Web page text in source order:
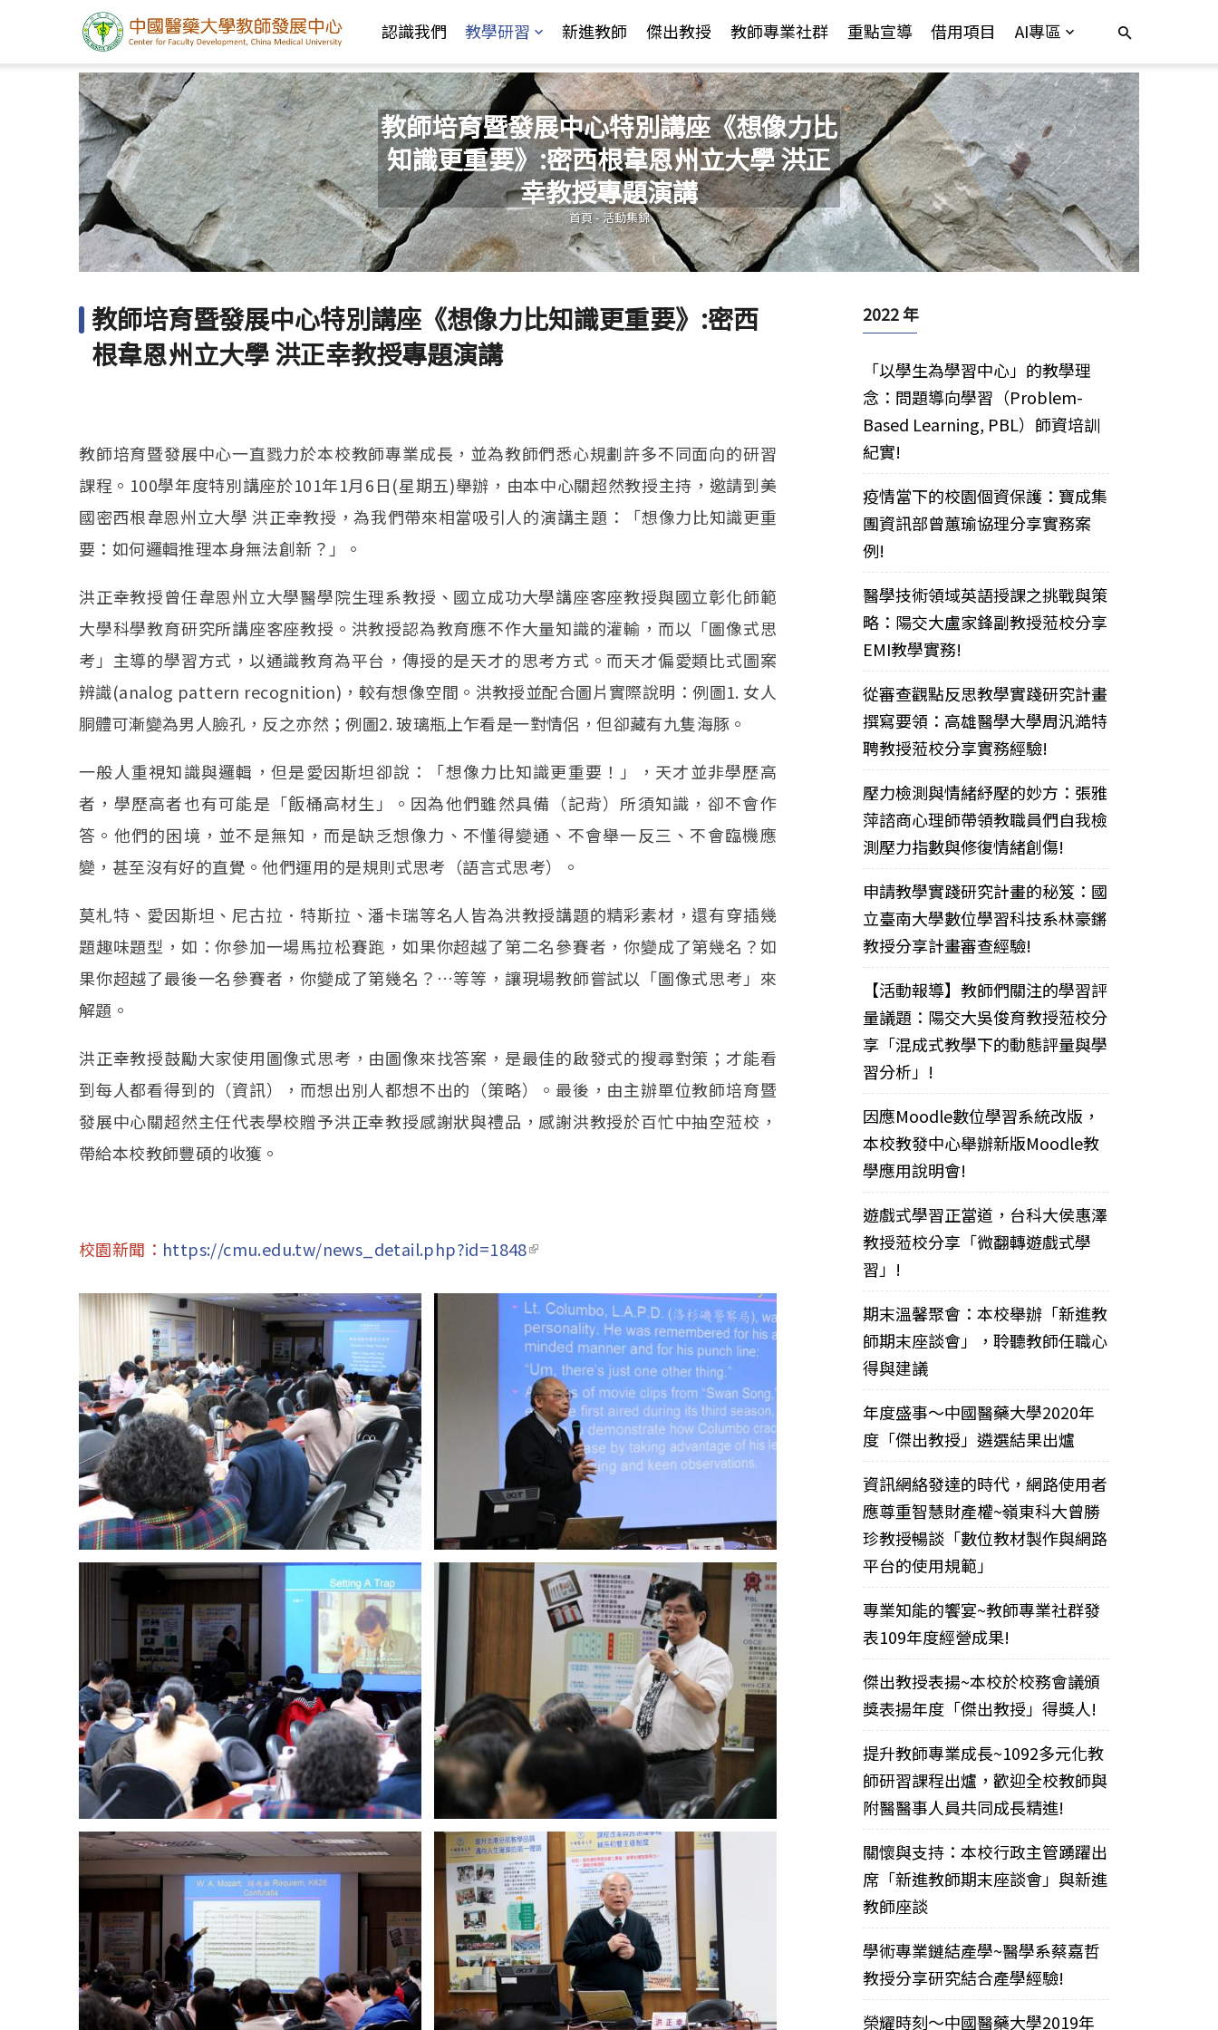
認識我們 教學研習 新進教師 傑出教授 教師專業社群 重點宣導 借用項目 AI專區
教師培育暨發展中心特別講座《想像力比
知識更重要》:密西根韋恩州立大學 洪正
幸教授專題演講
您在這裡
首頁-活動集錦
教師培育暨發展中心特別講座《想像力比知識更重要》:密西
根韋恩州立大學 洪正幸教授專題演講
教師培育暨發展中心一直戮力於本校教師專業成長，並為教師們悉心規劃許多不同面向的研習
課程。100學年度特別講座於101年1月6日(星期五)舉辦，由本中心關超然教授主持，邀請到美
國密西根韋恩州立大學 洪正幸教授，為我們帶來相當吸引人的演講主題：「想像力比知識更重
要：如何邏輯推理本身無法創新？」。
洪正幸教授曾任韋恩州立大學醫學院生理系教授、國立成功大學講座客座教授與國立彰化師範
大學科學教育研究所講座客座教授。洪教授認為教育應不作大量知識的灌輸，而以「圖像式思
考」主導的學習方式，以通識教育為平台，傳授的是天才的思考方式。而天才偏愛類比式圖案
辨識(analog pattern recognition)，較有想像空間。洪教授並配合圖片實際說明：例圖1. 女人
胴體可漸變為男人臉孔，反之亦然；例圖2. 玻璃瓶上乍看是一對情侶，但卻藏有九隻海豚。
一般人重視知識與邏輯，但是愛因斯坦卻說：「想像力比知識更重要！」，天才並非學歷高
者，學歷高者也有可能是「飯桶高材生」。因為他們雖然具備（記背）所須知識，卻不會作
答。他們的困境，並不是無知，而是缺乏想像力、不懂得變通、不會舉一反三、不會臨機應
變，甚至沒有好的直覺。他們運用的是規則式思考（語言式思考）。
莫札特、愛因斯坦、尼古拉．特斯拉、潘卡瑞等名人皆為洪教授講題的精彩素材，還有穿插幾
題趣味題型，如：你參加一場馬拉松賽跑，如果你超越了第二名參賽者，你變成了第幾名？如
果你超越了最後一名參賽者，你變成了第幾名？…等等，讓現場教師嘗試以「圖像式思考」來
解題。
洪正幸教授鼓勵大家使用圖像式思考，由圖像來找答案，是最佳的啟發式的搜尋對策；才能看
到每人都看得到的（資訊），而想出別人都想不出的（策略）。最後，由主辦單位教師培育暨
發展中心關超然主任代表學校贈予洪正幸教授感謝狀與禮品，感謝洪教授於百忙中抽空蒞校，
帶給本校教師豐碩的收獲。
校園新聞： https://cmu.edu.tw/news_detail.php?id=1848(link is external)
2022 年
「以學生為學習中心」的教學理
念：問題導向學習（Problem-
Based Learning, PBL）師資培訓
紀實!
疫情當下的校園個資保護：寶成集
團資訊部曾蕙瑜協理分享實務案
例!
醫學技術領域英語授課之挑戰與策
略：陽交大盧家鋒副教授蒞校分享
EMI教學實務!
從審查觀點反思教學實踐研究計畫
撰寫要領：高雄醫學大學周汎澔特
聘教授蒞校分享實務經驗!
壓力檢測與情緒紓壓的妙方：張雅
萍諮商心理師帶領教職員們自我檢
測壓力指數與修復情緒創傷!
申請教學實踐研究計畫的秘笈：國
立臺南大學數位學習科技系林豪鏘
教授分享計畫審查經驗!
【活動報導】教師們關注的學習評
量議題：陽交大吳俊育教授蒞校分
享「混成式教學下的動態評量與學
習分析」!
因應Moodle數位學習系統改版，
本校教發中心舉辦新版Moodle教
學應用說明會!
遊戲式學習正當道，台科大侯惠澤
教授蒞校分享「微翻轉遊戲式學
習」!
期末溫馨聚會：本校舉辦「新進教
師期末座談會」，聆聽教師任職心
得與建議
年度盛事～中國醫藥大學2020年
度「傑出教授」遴選結果出爐
資訊網絡發達的時代，網路使用者
應尊重智慧財產權~嶺東科大曾勝
珍教授暢談「數位教材製作與網路
平台的使用規範」
專業知能的饗宴~教師專業社群發
表109年度經營成果!
傑出教授表揚~本校於校務會議頒
獎表揚年度「傑出教授」得獎人!
提升教師專業成長~1092多元化教
師研習課程出爐，歡迎全校教師與
附醫醫事人員共同成長精進!
關懷與支持：本校行政主管踴躍出
席「新進教師期末座談會」與新進
教師座談
學術專業鏈結產學~醫學系蔡嘉哲
教授分享研究結合產學經驗!
榮耀時刻～中國醫藥大學2019年